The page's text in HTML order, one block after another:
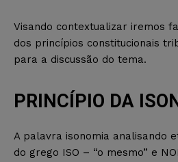
Visando contextualizar iremos
dos princípios constitucionais
para a discussão do tema.
PRINCÍPIO DA
A palavra isonomia analisando
do grego ISO – “o mesmo” e